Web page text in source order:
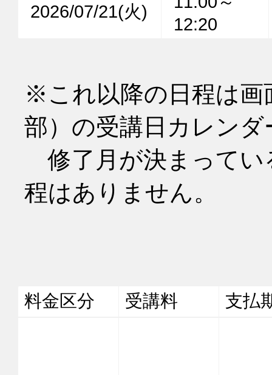
2026/07/21(火)
12:20
※これ以降の日程は画
部）の受講日カレン
修了月が決まってい
程はありません。
料金区分 受講料 支払